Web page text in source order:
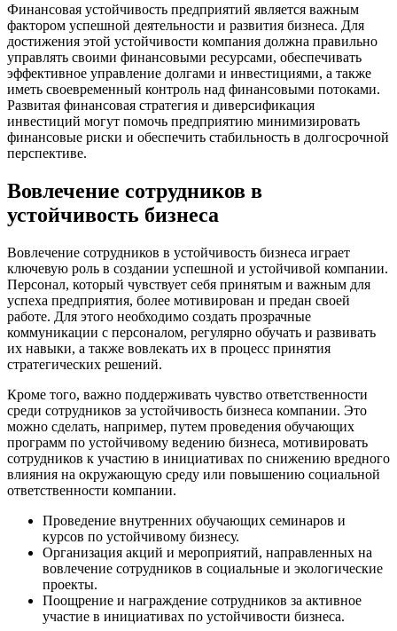
Финансовая устойчивость предприятий является важным
фактором успешной деятельности и развития бизнеса. Для
достижения этой устойчивости компания должна правильно
управлять своими финансовыми ресурсами, обеспечивать
эффективное управление долгами и инвестициями, а также
иметь своевременный контроль над финансовыми потоками.
Развитая финансовая стратегия и диверсификация
инвестиций могут помочь предприятию минимизировать
финансовые риски и обеспечить стабильность в долгосрочной
перспективе.
Вовлечение сотрудников в
устойчивость бизнеса
Вовлечение сотрудников в устойчивость бизнеса играет
ключевую роль в создании успешной и устойчивой компании.
Персонал, который чувствует себя принятым и важным для
успеха предприятия, более мотивирован и предан своей
работе. Для этого необходимо создать прозрачные
коммуникации с персоналом, регулярно обучать и развивать
их навыки, а также вовлекать их в процесс принятия
стратегических решений.
Кроме того, важно поддерживать чувство ответственности
среди сотрудников за устойчивость бизнеса компании. Это
можно сделать, например, путем проведения обучающих
программ по устойчивому ведению бизнеса, мотивировать
сотрудников к участию в инициативах по снижению вредного
влияния на окружающую среду или повышению социальной
ответственности компании.
Проведение внутренних обучающих семинаров и
курсов по устойчивому бизнесу.
Организация акций и мероприятий, направленных на
вовлечение сотрудников в социальные и экологические
проекты.
Поощрение и награждение сотрудников за активное
участие в инициативах по устойчивости бизнеса.